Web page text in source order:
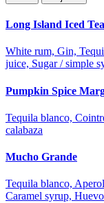
Long Island Iced Tea
White rum, Gin,
juice, Sugar / simple
Pumpkin Spice
Tequila blanco,
calabaza
Mucho Grande
Tequila blanco,
Caramel syrup, Huevo